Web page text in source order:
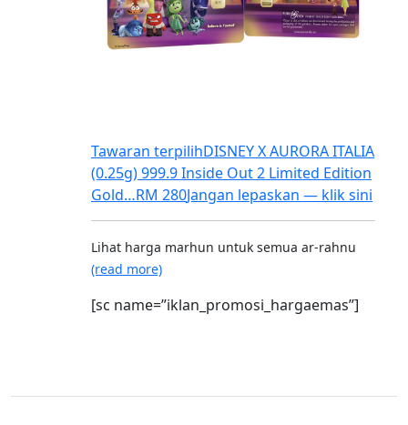
Tawaran terpilihDISNEY X AURORA ITALIA
(0.25g) 999.9 Inside Out 2 Limited Edition
Gold…RM 280Jangan lepaskan — klik sini
Lihat harga marhun untuk semua ar-rahnu
(read more)
[sc name=”iklan_promosi_hargaemas”]